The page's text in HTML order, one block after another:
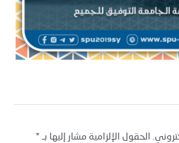
الحقول الإلزامية مشار إليها بـ